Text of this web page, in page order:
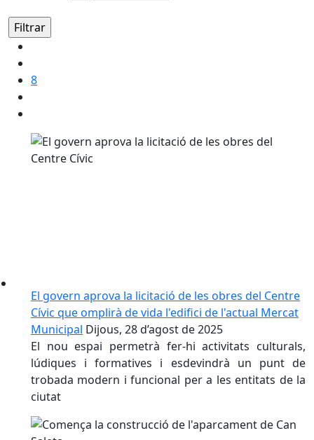
8
El govern aprova la licitació de les obres del Centre
Cívic que omplirà de vida l'edifici de l'actual Mercat
Municipal Dijous, 28 d’agost de 2025
El nou espai permetrà fer-hi activitats culturals,
lúdiques i formatives i esdevindrà un punt de
trobada modern i funcional per a les entitats de la
ciutat